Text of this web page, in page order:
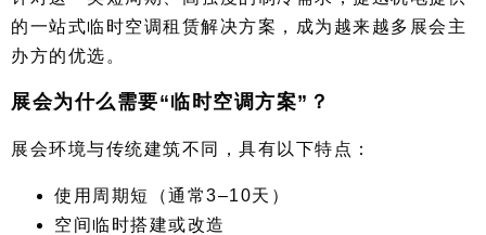
的一站式临时空调租赁解决方案，成为越来越多展会主
办方的优选。
展会为什么需要“临时空调方案”？
展会环境与传统建筑不同，具有以下特点：
使用周期短（通常3–10天）
空间临时搭建或改造